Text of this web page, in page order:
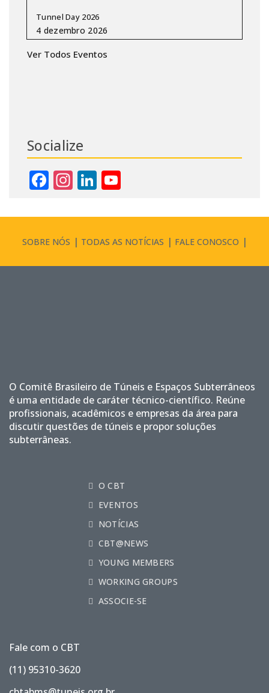
Tunnel Day 2026
Ver Todos Eventos
Socialize
Facebook
Instagram
LinkedIn
SOBRE NÓS TODAS AS NOTÍCIAS FALE CONOSCO
O Comitê Brasileiro de Túneis e Espaços Subterrâneos
é uma entidade de caráter técnico-científico. Reúne
profissionais, acadêmicos e empresas da área para
discutir questões de túneis e propor soluções
subterrâneas.
O CBT
EVENTOS
NOTÍCIAS
CBT@NEWS
YOUNG MEMBERS
WORKING GROUPS
ASSOCIE-SE
Fale com o CBT
(11) 95310-3620